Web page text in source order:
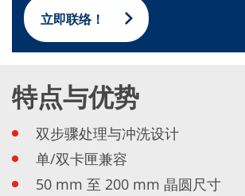
纹理化腐蚀
电镀
晶圆剥离
Advanced chemical Etching
专有软件
信息中心
下载中心
媒体聚焦
新闻
立即联络！
特点与优势
双步骤处理与冲洗设计
单/双卡匣兼容
50 mm 至 200 mm 晶圆尺寸